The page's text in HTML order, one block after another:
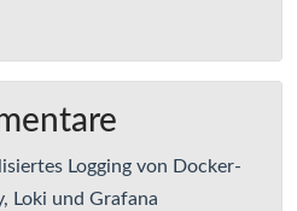
Logging von Docker-
Loki und Grafana